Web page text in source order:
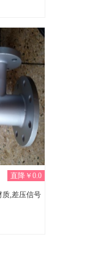
直降￥0.0
质,差压信号